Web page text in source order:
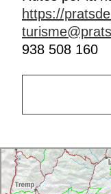
https://
938 508 160